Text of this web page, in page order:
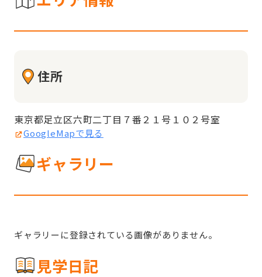
住所
東京都足立区六町二丁目７番２１号１０２号室
GoogleMapで見る
ギャラリー
ギャラリーに登録されている画像がありません。
見学日記